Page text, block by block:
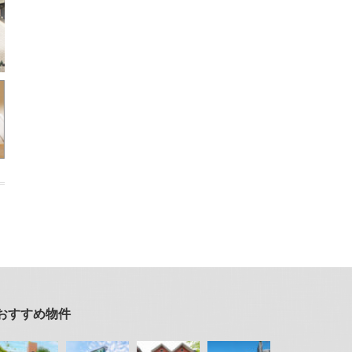
すすめ物件